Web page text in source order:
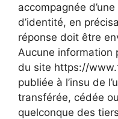
accompagnée
d’identité, en
réponse doit être
Aucune information
du site https://
publiée à l’insu de
transférée, cédée
quelconque des